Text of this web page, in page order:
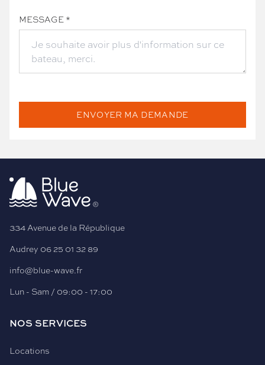
MESSAGE *
ENVOYER MA DEMANDE
334 Avenue de la République
Audrey 06 25 01 32 89
info@blue-wave.fr
Lun - Sam / 09:00 - 17:00
NOS SERVICES
Locations